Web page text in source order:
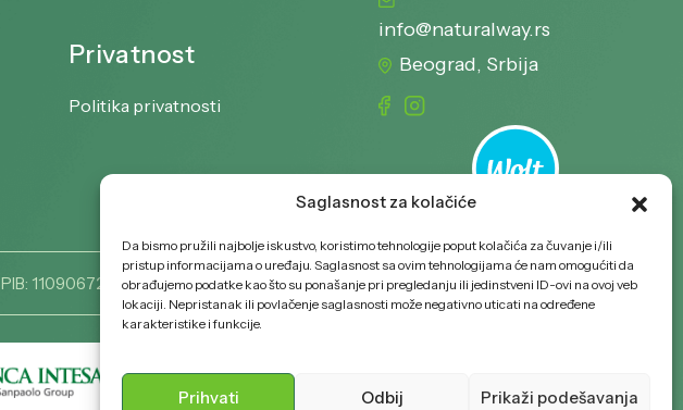
Saglasnost za kolačiće
Da bismo pružili najbolje iskustvo, koristimo tehnologije poput kolačića za čuvanje i/ili
pristup informacijama o uređaju. Saglasnost sa ovim tehnologijama će nam omogućiti da
obrađujemo podatke kao što su ponašanje pri pregledanju ili jedinstveni ID-ovi na ovoj veb
lokaciji. Nepristanak ili povlačenje saglasnosti može negativno uticati na određene
karakteristike i funkcije.
Prihvati Odbij Prikaži podešavanja
Privatnost
Politika privatnosti
info@naturalway.rs
Beograd, Srbija
PIB: 110906726